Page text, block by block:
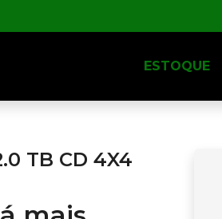
ESTOQUE
TB CD 4X4